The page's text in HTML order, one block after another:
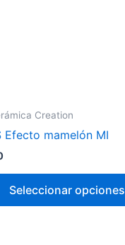
Creation
Efecto mamelón MI
Seleccionar opciones